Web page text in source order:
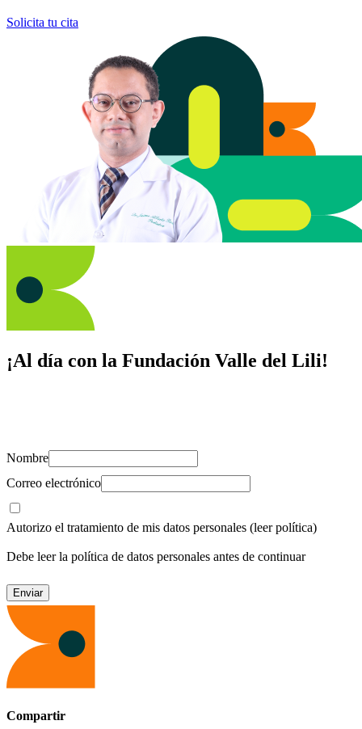
Solicita tu cita
¡Al día con la Fundación Valle del Lili!
Nombre
Correo electrónico
Autorizo el tratamiento de mis datos personales (leer política)
Debe leer la política de datos personales antes de continuar
Compartir